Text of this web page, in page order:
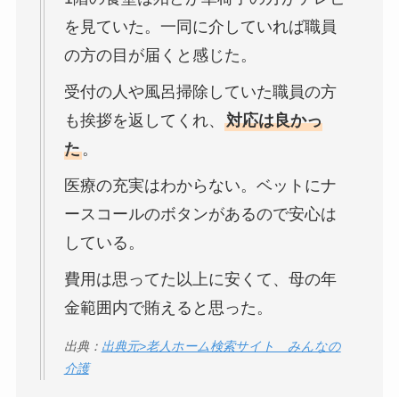
を見ていた。一同に介していれば職員
の方の目が届くと感じた。
受付の人や風呂掃除していた職員の方
も挨拶を返してくれ、 対応は良かっ
た。
医療の充実はわからない。ベットにナ
ースコールのボタンがあるので安心は
している。
費用は思ってた以上に安くて、母の年
金範囲内で賄えると思った。
出典： 出典元>老人ホーム検索サイト みんなの
介護